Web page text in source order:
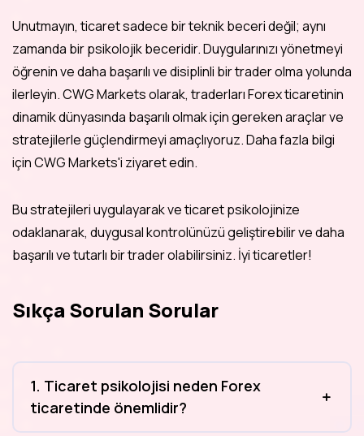
Unutmayın, ticaret sadece bir teknik beceri değil; aynı
zamanda bir psikolojik beceridir. Duygularınızı yönetmeyi
öğrenin ve daha başarılı ve disiplinli bir trader olma yolunda
ilerleyin. CWG Markets olarak, traderları Forex ticaretinin
dinamik dünyasında başarılı olmak için gereken araçlar ve
stratejilerle güçlendirmeyi amaçlıyoruz. Daha fazla bilgi
için CWG Markets'i ziyaret edin.
Bu stratejileri uygulayarak ve ticaret psikolojinize
odaklanarak, duygusal kontrolünüzü geliştirebilir ve daha
başarılı ve tutarlı bir trader olabilirsiniz. İyi ticaretler!
Sıkça Sorulan Sorular
1. Ticaret psikolojisi neden Forex
ticaretinde önemlidir?